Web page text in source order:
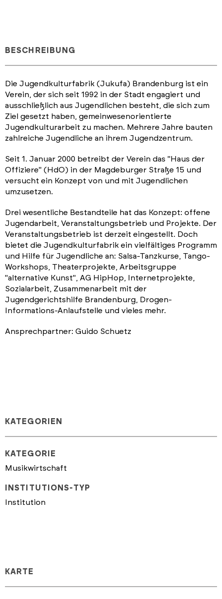
BESCHREIBUNG
Die Jugendkulturfabrik (Jukufa) Brandenburg ist ein
Verein, der sich seit 1992 in der Stadt engagiert und
ausschließlich aus Jugendlichen besteht, die sich zum
Ziel gesetzt haben, gemeinwesenorientierte
Jugendkulturarbeit zu machen. Mehrere Jahre bauten
zahlreiche Jugendliche an ihrem Jugendzentrum.
Seit 1. Januar 2000 betreibt der Verein das "Haus der
Offiziere" (HdO) in der Magdeburger Straße 15 und
versucht ein Konzept von und mit Jugendlichen
umzusetzen.
Drei wesentliche Bestandteile hat das Konzept: offene
Jugendarbeit, Veranstaltungsbetrieb und Projekte. Der
Veranstaltungsbetrieb ist derzeit eingestellt. Doch
bietet die Jugendkulturfabrik ein vielfältiges Programm
und Hilfe für Jugendliche an: Salsa-Tanzkurse, Tango-
Workshops, Theaterprojekte, Arbeitsgruppe
"alternative Kunst", AG HipHop, Internetprojekte,
Sozialarbeit, Zusammenarbeit mit der
Jugendgerichtshilfe Brandenburg, Drogen-
Informations-Anlaufstelle und vieles mehr.
Ansprechpartner: Guido Schuetz
KATEGORIEN
KATEGORIE
Musikwirtschaft
INSTITUTIONS-TYP
Institution
KARTE